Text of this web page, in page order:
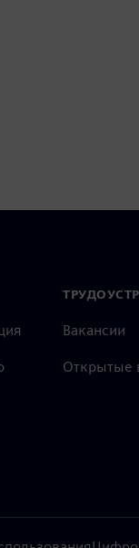
Вакансии
Открытые